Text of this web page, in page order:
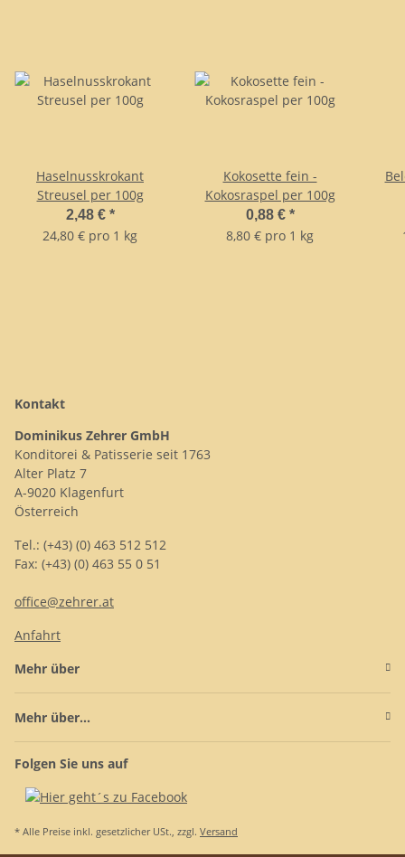
Haselnusskrokant
Streusel per 100g
2,48 € *
24,80 € pro 1 kg
Kokosette fein -
Kokosraspel per 100g
0,88 € *
8,80 € pro 1 kg
Kontakt
Dominikus Zehrer GmbH
Konditorei & Patisserie seit 1763
Alter Platz 7
A-9020 Klagenfurt
Österreich
Tel.: (+43) (0) 463 512 512
Fax: (+43) (0) 463 55 0 51
office@zehrer.at
Anfahrt
Mehr über
Mehr über...
Folgen Sie uns auf
* Alle Preise inkl. gesetzlicher USt., zzgl. Versand